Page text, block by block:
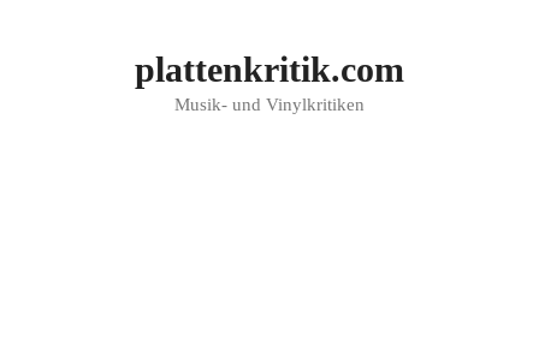
plattenkritik.com
Musik- und Vinylkritiken